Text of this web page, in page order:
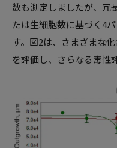
数も測定しましたが、冗
たは生細胞数に基づく4
す。図2は、さまざまな
を評価し、さらなる毒性